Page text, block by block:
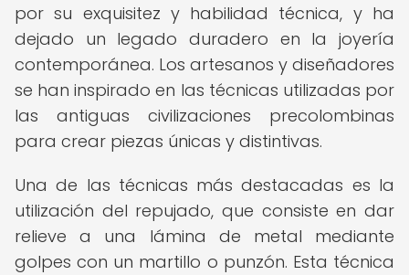
por su exquisitez y habilidad técnica, y ha
dejado un legado duradero en la joyería
contemporánea. Los artesanos y diseñadores
se han inspirado en las técnicas utilizadas por
las antiguas civilizaciones precolombinas
para crear piezas únicas y distintivas.
Una de las técnicas más destacadas es la
utilización del repujado, que consiste en dar
relieve a una lámina de metal mediante
golpes con un martillo o punzón. Esta técnica